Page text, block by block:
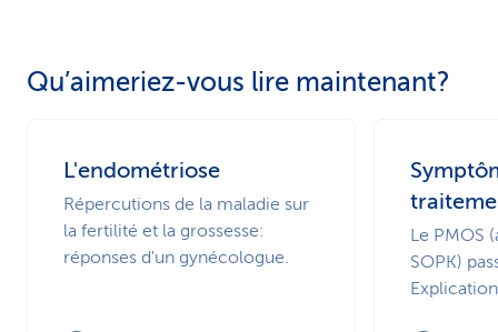
Qu’aimeriez-vous lire maintenant?
L'endométriose
Répercutions de la maladie sur
la fertilité et la grossesse:
réponses d'un gynécologue.
Le PMOS
SOPK)